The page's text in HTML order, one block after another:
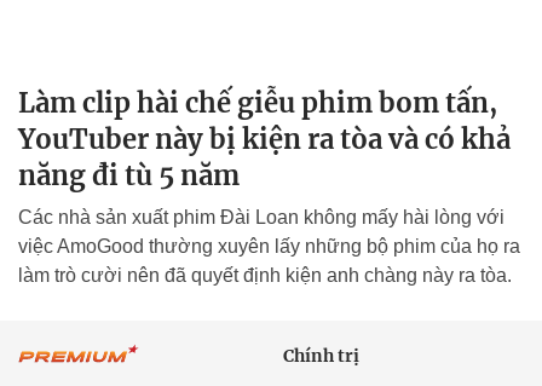
Làm clip hài chế giễu phim bom tấn,
YouTuber này bị kiện ra tòa và có khả
năng đi tù 5 năm
Các nhà sản xuất phim Đài Loan không mấy hài lòng với
việc AmoGood thường xuyên lấy những bộ phim của họ ra
làm trò cười nên đã quyết định kiện anh chàng này ra tòa.
Chính trị